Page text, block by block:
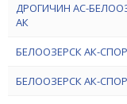
ДРОГИЧИН АС-
АК
БЕЛООЗЕРСК АК-
БЕЛООЗЕРСК АК-